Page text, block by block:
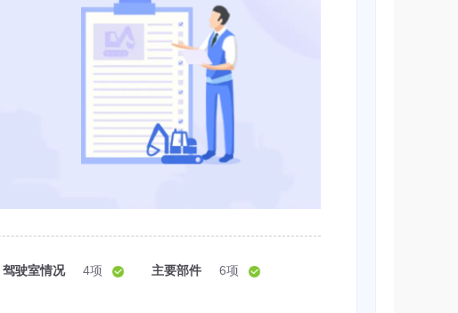
驾驶室情况 4项 主要部件 6项